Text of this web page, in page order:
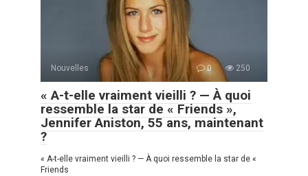
Nouvelles 0 250
« A-t-elle vraiment vieilli ? — À quoi
ressemble la star de « Friends »,
Jennifer Aniston, 55 ans, maintenant
?
« A-t-elle vraiment vieilli ? — À quoi ressemble la star de «
Friends